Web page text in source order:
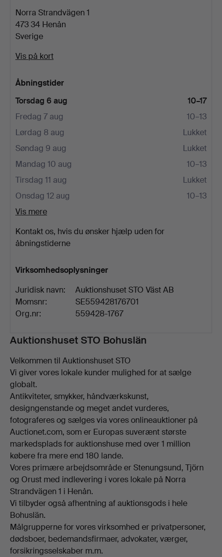
Norra Strandvägen 1
473 34 Henån
Sverige
Vis på kort
Åbningstider
Torsdag 6 aug
10–17
Fredag 7 aug
10–13
Lørdag 8 aug
Lukket
Søndag 9 aug
Lukket
Mandag 10 aug
10–13
Tirsdag 11 aug
Lukket
Onsdag 12 aug
10–13
Vis mere
Kontakt os, hvis du ønsker hjælp uden for
åbningstiderne
Virksomhedsoplysninger
Juridisk navn:
Auktionshuset STO Väst AB
Momsnr:
SE559428176701
Org.nr:
559428-1767
Beskrivelse
Auktionshuset STO Bohuslän
Velkommen til Auktionshuset STO
Vi giver vores lokale kunder mulighed for at sælge
globalt.
Antikviteter, smykker, håndværkskunst,
designgenstande og meget andet vurderes,
fotograferes og sælges via vores onlineauktioner på
Auctionet.com, som er Europas suverænt største
markedsplads for auktionshuse med over 1 million
købere fra mere end 180 lande.
Vores primære arbejdsområde er Stenungsund, Tjörn
og Orust med indlevering i vores lokale på Norra
Strandvägen 1 i Henån.
Vi tilbyder også afhentning af auktionsgods i hele
Bohuslän.
Målgrupperne for vores virksomhed er privatpersoner,
dødsboer, bedemandsfirmaer, advokater, værger,
forsikringsselskaber m.m.